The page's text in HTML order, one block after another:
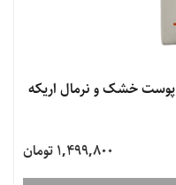
ضد آفتاب رنگی (بژ طبیعی) SPF50 پوست خشک و نرمال اریکه
1,499,800 تومان